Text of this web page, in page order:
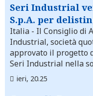
Seri Industrial
S.p.A. per
Italia - Il Consiglio di
Industrial, società
approvato il progetto
Seri Industrial nella
ieri, 20.25